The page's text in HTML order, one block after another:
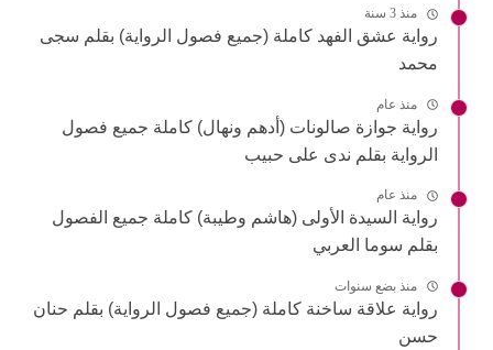
منذ 3 سنة
رواية عشق الفهد كاملة (جميع فصول الرواية) بقلم سجى
محمد
منذ عام
رواية جوازة صالونات (أدهم ونهال) كاملة جميع فصول
الرواية بقلم ندى على حبيب
منذ عام
رواية السيدة الأولى (هاشم وطيبة) كاملة جميع الفصول
بقلم سوما العربي
منذ بضع سنوات
رواية علاقة ساخنة كاملة (جميع فصول الرواية) بقلم حنان
حسن